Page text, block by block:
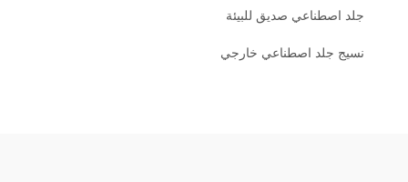
جلد اصطناعي صديق للبيئة
نسيج جلد اصطناعي خارجي